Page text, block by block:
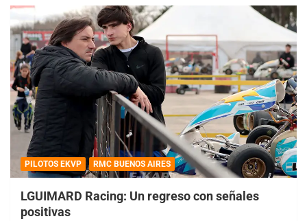
PILOTOS EKVP RMC BUENOS AIRES
LGUIMARD Racing: Un regreso con señales
positivas